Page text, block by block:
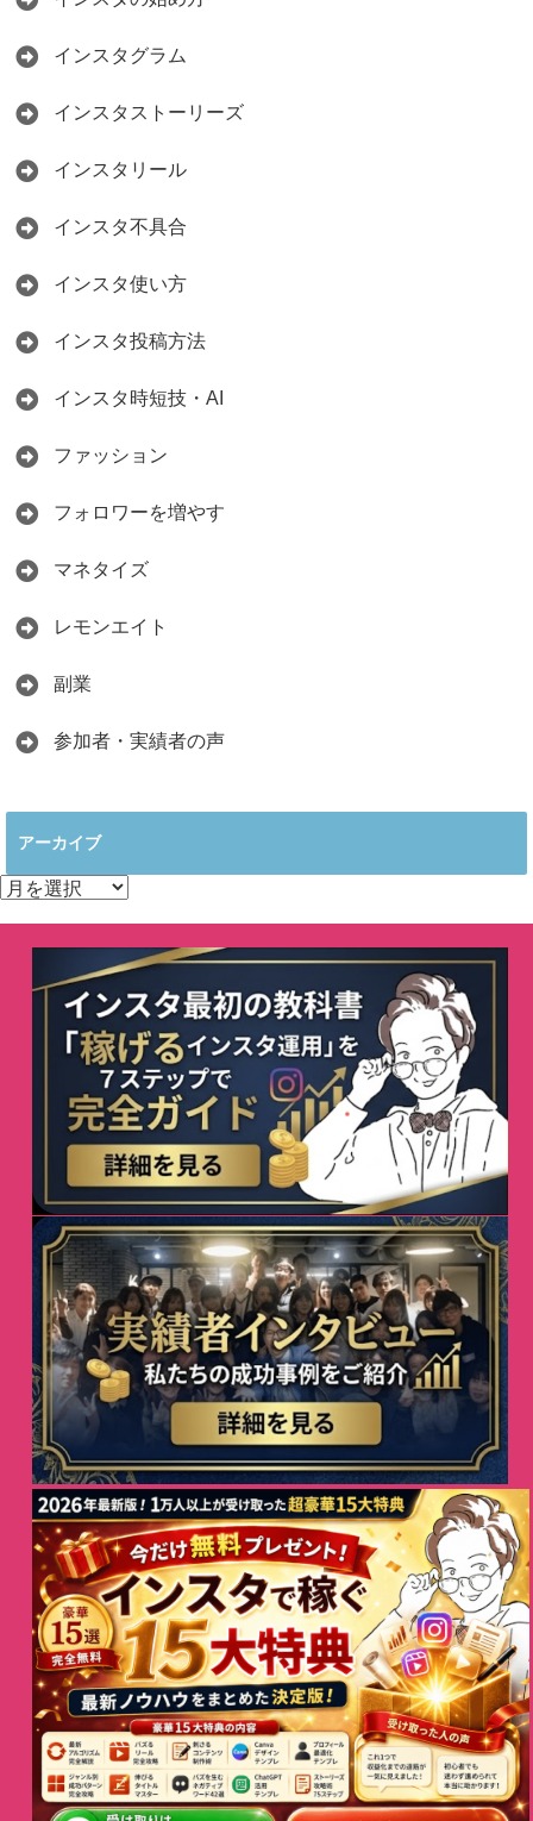
インスタグラム
インスタストーリーズ
インスタリール
インスタ不具合
インスタ使い方
インスタ投稿方法
インスタ時短技・AI
ファッション
フォロワーを増やす
マネタイズ
レモンエイト
副業
参加者・実績者の声
アーカイブ
ア